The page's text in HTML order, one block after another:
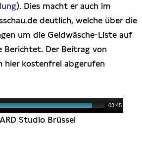
). Dies macht er auch im
deutlich, welche über die
um die Geldwäsche-Liste auf
Berichtet. Der Beitrag von
hier kostenfrei abgerufen
03:45
Studio Brüssel